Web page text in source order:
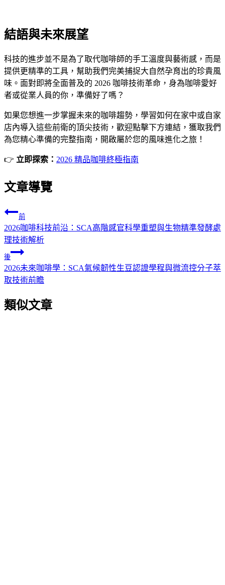
結語與未來展望
科技的進步並不是為了取代咖啡師的手工溫度與藝術感，而是
提供更精準的工具，幫助我們完美捕捉大自然孕育出的珍貴風
味。面對即將全面普及的 2026 咖啡技術革命，身為咖啡愛好
者或從業人員的你，準備好了嗎？
如果您想進一步掌握未來的咖啡趨勢，學習如何在家中或自家
店內導入這些前衛的頂尖技術，歡迎點擊下方連結，獲取我們
為您精心準備的完整指南，開啟屬於您的風味進化之旅！
👉 立即探索： 2026 精品咖啡終極指南
文章導覽
前
2026咖啡科技前沿：SCA高階感官科學重塑與生物精準發酵處
理技術解析
後
2026未來咖啡學：SCA氣候韌性生豆認證學程與微流控分子萃
取技術前瞻
類似文章